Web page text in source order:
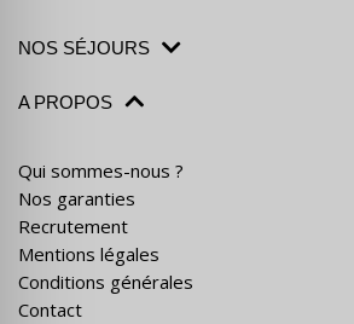
NOS SÉJOURS
A PROPOS
Qui sommes-nous ?
Nos garanties
Recrutement
Mentions légales
Conditions générales
Contact